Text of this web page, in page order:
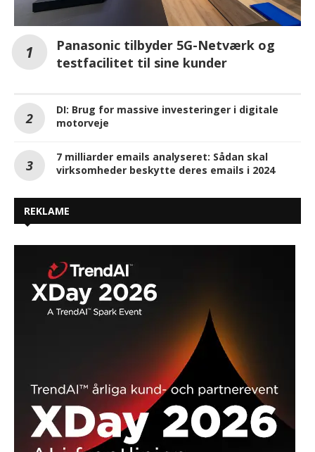
Panasonic tilbyder 5G-Netværk og
testfacilitet til sine kunder
DI: Brug for massive investeringer i digitale
motorveje
7 milliarder emails analyseret: Sådan skal
virksomheder beskytte deres emails i 2024
REKLAME